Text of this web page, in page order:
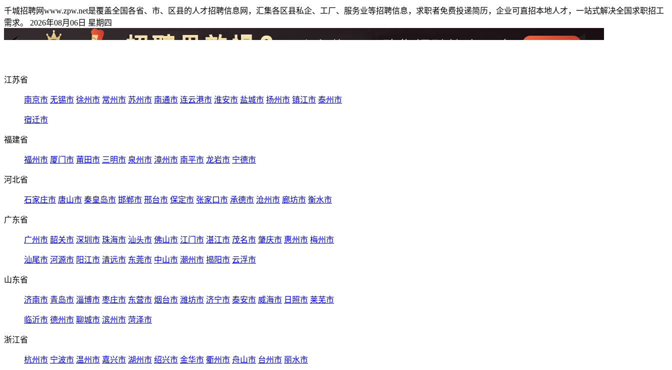
千城招聘网www.zpw.net是覆盖全国各省、市、区县的人才招聘信息网，汇集各区县私企、工厂、服务业等招聘信息，求职者免费投递简历，企业可直招本地人才，一站式解决全国求职招工
需求。 2026年08月06日 星期四
江苏省
南京市 无锡市 徐州市 常州市 苏州市 南通市 连云港市 淮安市 盐城市 扬州市 镇江市 泰州市
宿迁市
福建省
福州市 厦门市 莆田市 三明市 泉州市 漳州市 南平市 龙岩市 宁德市
河北省
石家庄市 唐山市 秦皇岛市 邯郸市 邢台市 保定市 张家口市 承德市 沧州市 廊坊市 衡水市
广东省
广州市 韶关市 深圳市 珠海市 汕头市 佛山市 江门市 湛江市 茂名市 肇庆市 惠州市 梅州市
汕尾市 河源市 阳江市 清远市 东莞市 中山市 潮州市 揭阳市 云浮市
山东省
济南市 青岛市 淄博市 枣庄市 东营市 烟台市 潍坊市 济宁市 泰安市 威海市 日照市 莱芜市
临沂市 德州市 聊城市 滨州市 菏泽市
浙江省
杭州市 宁波市 温州市 嘉兴市 湖州市 绍兴市 金华市 衢州市 舟山市 台州市 丽水市